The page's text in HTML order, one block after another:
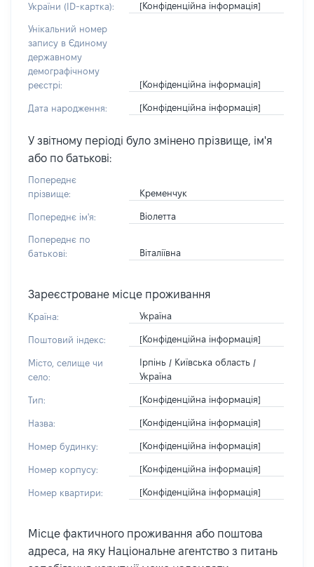
України (ID-картка):
[Конфіденційна інформація]
Унікальний номер
запису в Єдиному
державному
демографічному
реєстрі:
[Конфіденційна інформація]
Дата народження: [Конфіденційна інформація]
У звітному періоді було змінено прізвище, ім'я
або по батькові:
Попереднє
прізвище:
Кременчук
Попереднє ім'я: Віолетта
Попереднє по
батькові:
Віталіївна
Зареєстроване місце проживання
Країна: Україна
Поштовий індекс: [Конфіденційна інформація]
Місто, селище чи
село:
Ірпінь / Київська область /
Україна
Тип: [Конфіденційна інформація]
Назва: [Конфіденційна інформація]
Номер будинку: [Конфіденційна інформація]
Номер корпусу: [Конфіденційна інформація]
Номер квартири: [Конфіденційна інформація]
Місце фактичного проживання або поштова
адреса, на яку Національне агентство з питань